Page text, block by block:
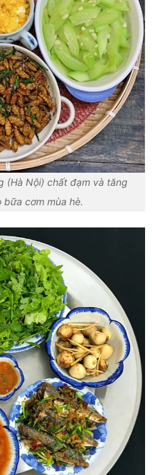
(Hà Nội) chất đạm và tăng
cơm mùa hè.